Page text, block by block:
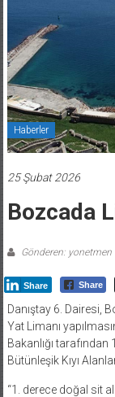
Haberler
25 Şubat 2026
Bozcada
Gönderen: yonetmen
Share Share
Danıştay 6. Dairesi,
Yat Limanı
Bakanlığı
Bütünleşik Kıyı
“1. derece doğal sit